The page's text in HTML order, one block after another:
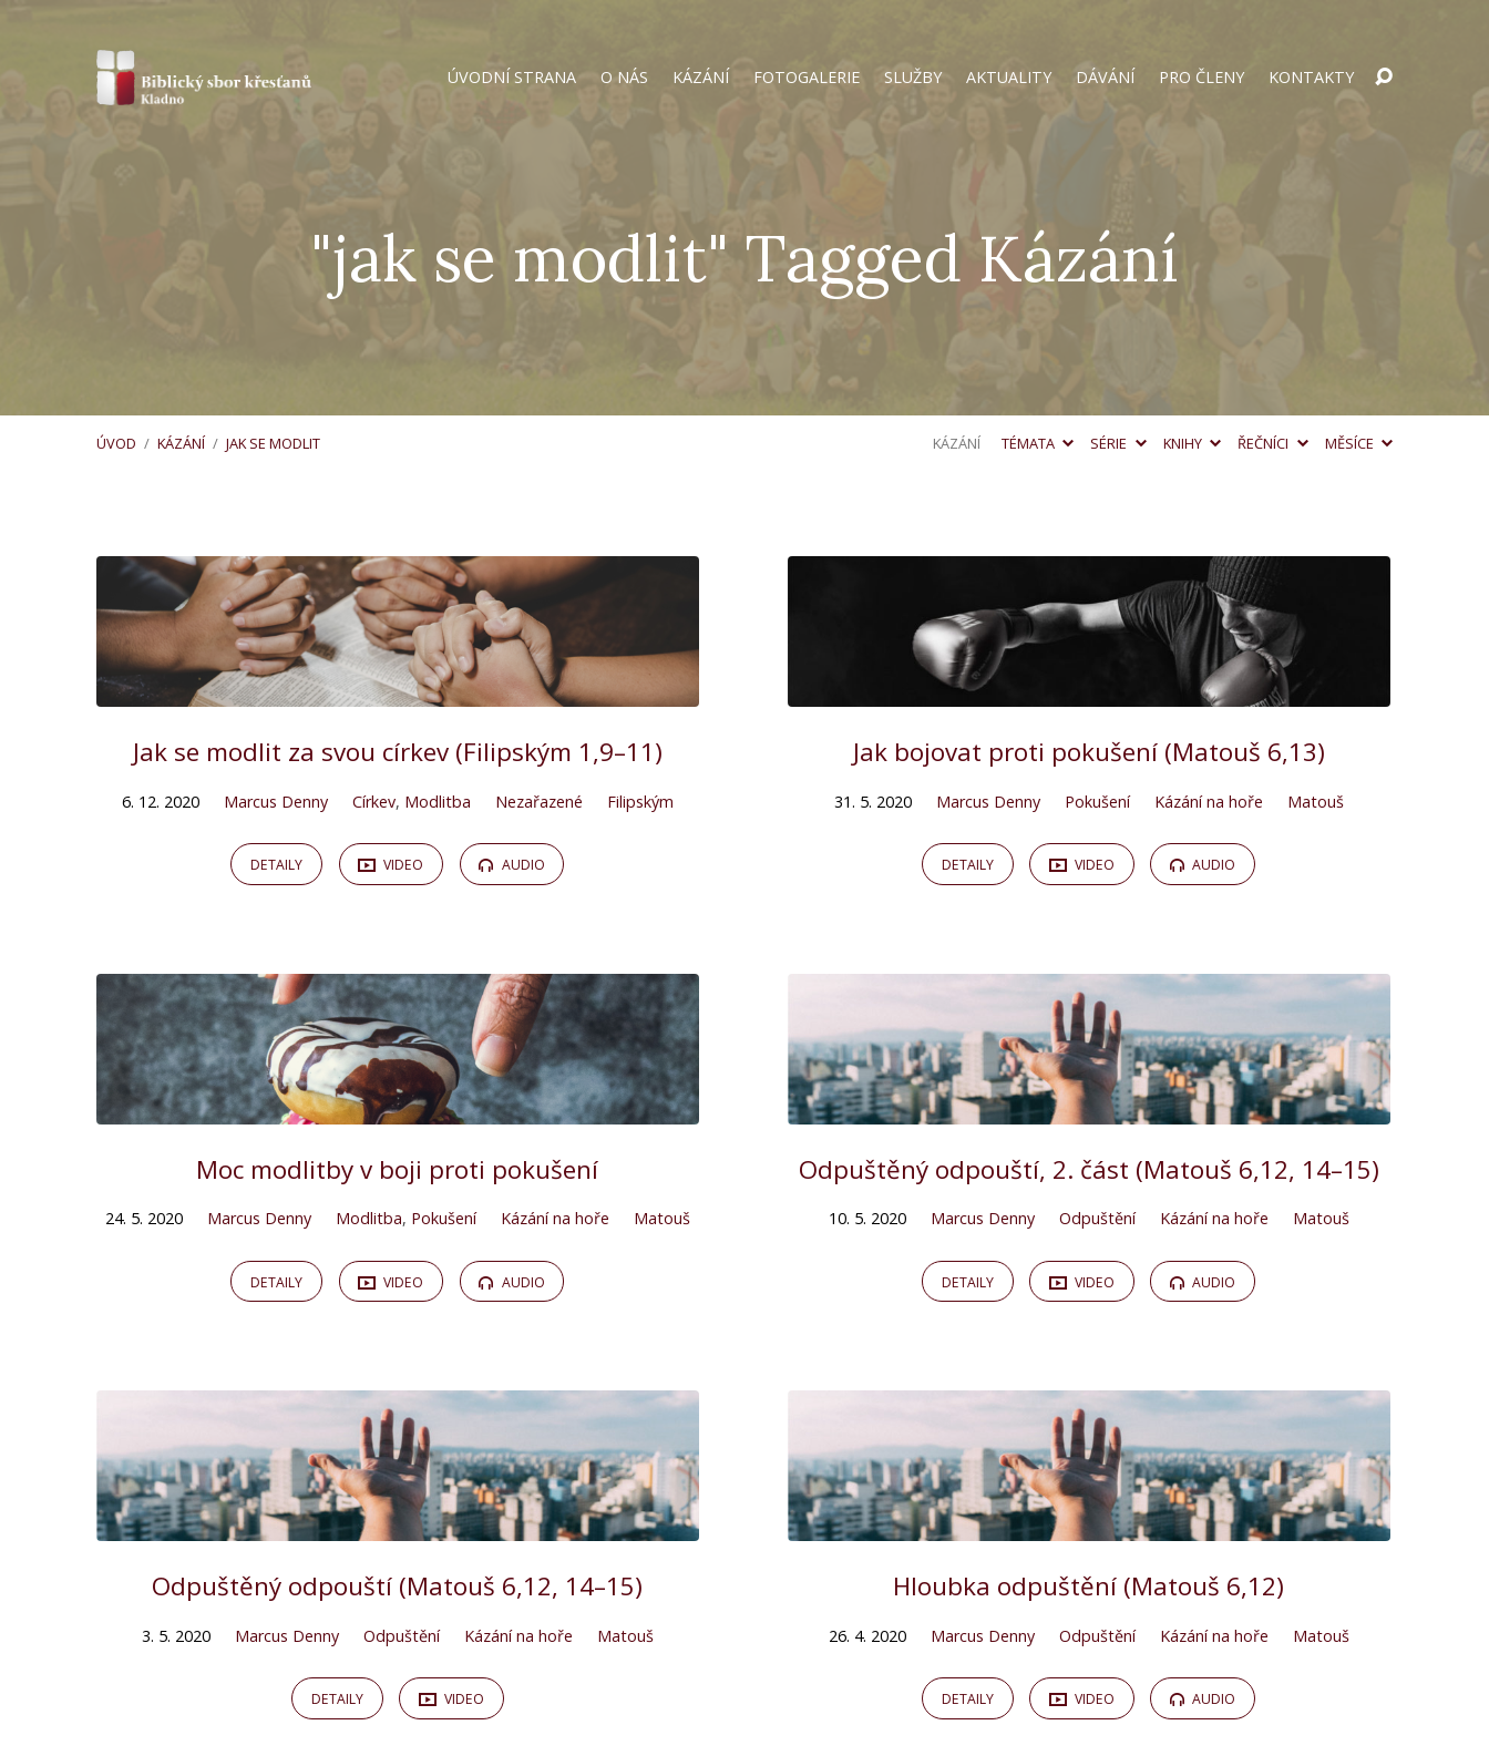
ÚVODNÍ STRANA O NÁS KÁZÁNÍ FOTOGALERIE SLUŽBY AKTUALITY DÁVÁNÍ PRO ČLENY KONTAKTY
"jak se modlit" Tagged Kázání
ÚVOD / KÁZÁNÍ / JAK SE MODLIT KÁZÁNÍ TÉMATA SÉRIE KNIHY ŘEČNÍCI MĚSÍCE
"jak
se
modlit"
Tagged
Kázání
Jak se modlit za svou církev (Filipským 1,9–11)
6. 12. 2020 Marcus Denny Církev, Modlitba Nezařazené Filipským
DETAILY VIDEO AUDIO
Jak bojovat proti pokušení (Matouš 6,13)
31. 5. 2020 Marcus Denny Pokušení Kázání na hoře Matouš
DETAILY VIDEO AUDIO
Moc modlitby v boji proti pokušení
24. 5. 2020 Marcus Denny Modlitba, Pokušení Kázání na hoře Matouš
DETAILY VIDEO AUDIO
Odpuštěný odpouští, 2. část (Matouš 6,12, 14–15)
10. 5. 2020 Marcus Denny Odpuštění Kázání na hoře Matouš
DETAILY VIDEO AUDIO
Odpuštěný odpouští (Matouš 6,12, 14–15)
3. 5. 2020 Marcus Denny Odpuštění Kázání na hoře Matouš
DETAILY VIDEO
Hloubka odpuštění (Matouš 6,12)
26. 4. 2020 Marcus Denny Odpuštění Kázání na hoře Matouš
DETAILY VIDEO AUDIO